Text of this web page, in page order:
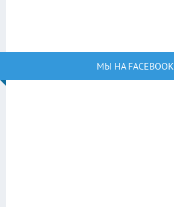
МЫ НА FACEBOOK